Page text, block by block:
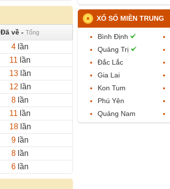
Đã về - Tổng
4 lần
11 lần
13lần
12 lần
8 lần
11 lần
18lần
9 lần
8 lần
6 lần
XỔ SỐ MIỀN TRUNG
Bình Định
Quảng Trị
Đắc Lắc
Gia Lai
Kon Tum
Phú Yên
Quảng Nam